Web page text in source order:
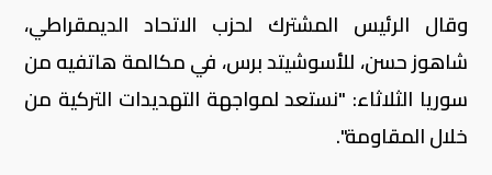
وقال الرئيس المشترك لحزب الاتحاد الديمقراطي،
شاهوز حسن، للأسوشيتد برس، في مكالمة هاتفيه من
سوريا الثلاثاء: "نستعد لمواجهة التهديدات التركية من
خلال المقاومة".